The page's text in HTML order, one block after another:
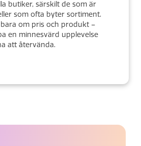
butiker, särskilt de som är
som ofta byter sortiment.
om pris och produkt –
en minnesvärd upplevelse
att återvända.